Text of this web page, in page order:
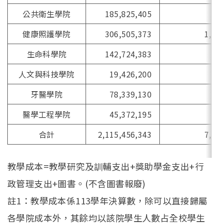
公共衛生學院
185,825,405
健康照護學院
306,505,373
生命科學院
142,724,383
人文與科技學院
19,426,200
牙醫學院
78,339,130
醫學工程學院
45,372,195
合計
2,115,456,343
教學成本=教學研究及訓輔支出+獎助學金支出+行
政管理支出+圖書。(不含圖書報廢)
註1：教學成本係113學年決算數，除可以直接歸屬
各學院成本外，其餘均以該院學生人數占全校學生